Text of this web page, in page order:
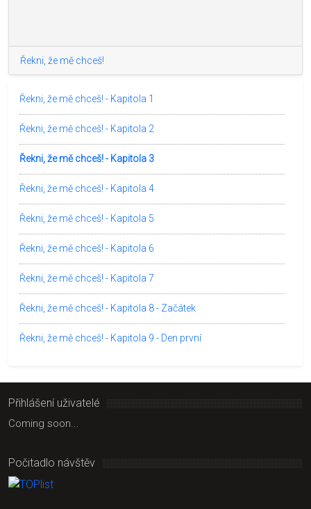
Řekni, že mě chceš!
Řekni, že mě chceš! - Kapitola 1
Řekni, že mě chceš! - Kapitola 2
Řekni, že mě chceš! - Kapitola 3
Řekni, že mě chceš! - Kapitola 4
Řekni, že mě chceš! - Kapitola 5
Řekni, že mě chceš! - Kapitola 6
Řekni, že mě chceš! - Kapitola 7
Řekni, že mě chceš! - Kapitola 8 - Začátek
Řekni, že mě chceš! - Kapitola 9 - Den první
Přihlášení uživatelé
Coming soon...
Počitadlo návštěv